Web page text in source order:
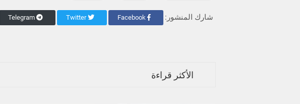
شارك المنشور: Twitter
الأكثر قراءة